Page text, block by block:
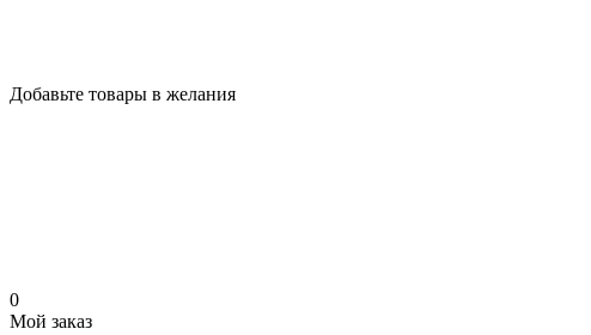
Добавьте товары в желания
0
Мой заказ